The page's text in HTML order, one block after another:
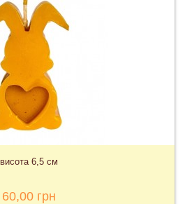
висота 6,5 см
60,00 грн